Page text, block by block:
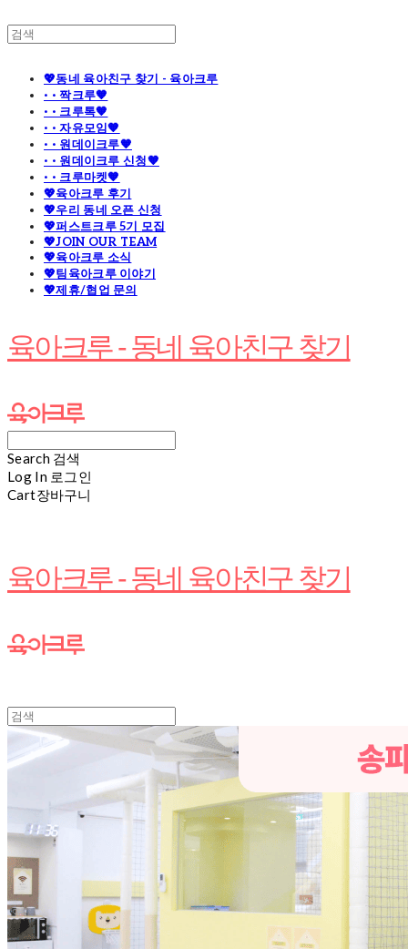
💖동네 육아친구 찾기 - 육아크루
· · 짝크루🧡
· · 크루톡🧡
· · 자유모임🧡
· · 원데이크루🧡
· · 원데이크루 신청🧡
· · 크루마켓🧡
💖육아크루 후기
💖우리 동네 오픈 신청
💖퍼스트크루 5기 모집
💖JOIN OUR TEAM
💖육아크루 소식
💖팀육아크루 이야기
💖제휴/협업 문의
육아크루 - 동네 육아친구 찾기
Search 검색
Log In 로그인
Cart장바구니
육아크루 - 동네 육아친구 찾기